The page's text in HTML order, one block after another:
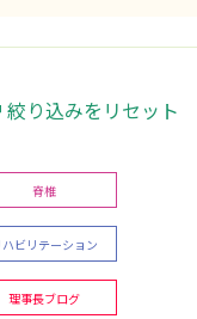
ENGLISH
絞り込みをリセット
脊椎
ハビリテーション
理事長ブログ